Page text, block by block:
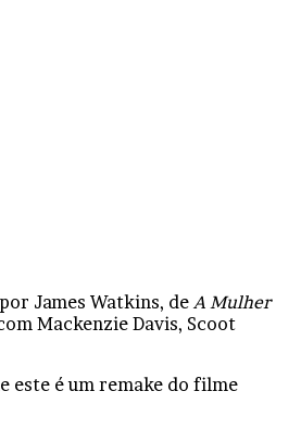
James Watkins, de A Mulher
Mackenzie Davis, Scoot
este é um remake do filme